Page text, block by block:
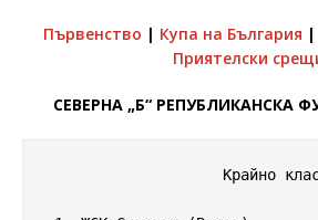
Първенство | Купа на България |
Приятелски
СЕВЕРНА „Б“ РЕПУБЛИКАНСКА